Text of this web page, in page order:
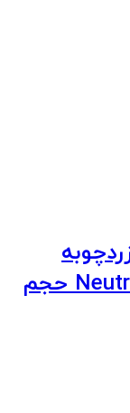
نوتروژنا Neutrogena Clear Soothe حجم